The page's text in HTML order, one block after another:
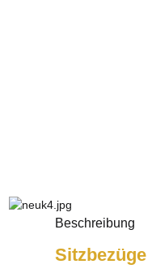
Beschreibung